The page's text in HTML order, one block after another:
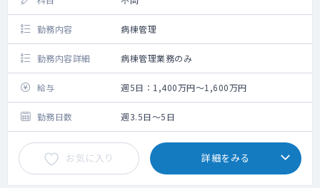
勤務内容 病棟管理
勤務内容詳細 病棟管理業務のみ
給与 週5日：1,400万円～1,600万円
勤務日数 週3.5日～5日
お気に入り 詳細をみる